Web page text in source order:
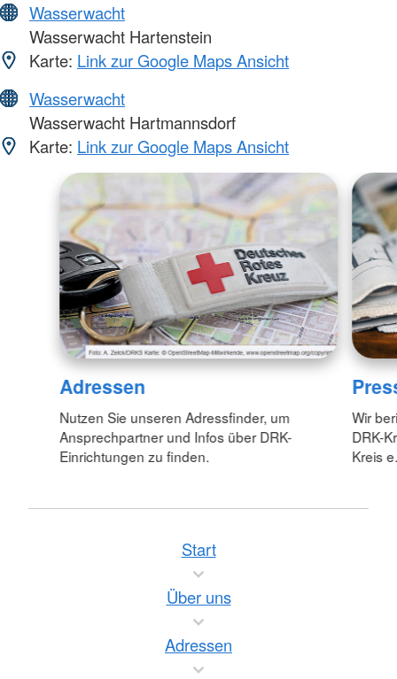
Wasserwacht
Wasserwacht Hartenstein
Karte: Link zur Google Maps Ansicht
Wasserwacht
Wasserwacht Hartmannsdorf
Karte: Link zur Google Maps Ansicht
Adressen
Nutzen Sie unseren Adressfinder, um
Ansprechpartner und Infos über DRK-
Einrichtungen zu finden.
Wir
DRK-
Kreis
Start
Über uns
Adressen